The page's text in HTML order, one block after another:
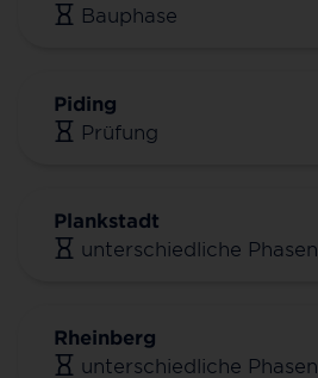
Bauphase
Piding
Prüfung
Plankstadt
unterschiedliche Phasen
Rheinberg
unterschiedliche Phasen